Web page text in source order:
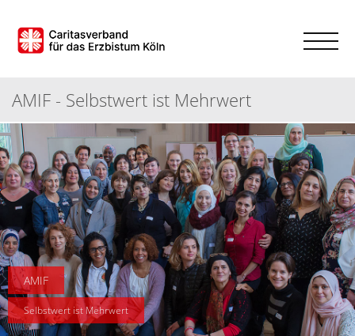
AMIF - Selbstwert ist Mehrwert
AMIF
Selbstwert ist Mehrwert